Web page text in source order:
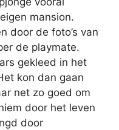
mansion.
door de foto’s van
de playmate.
gekleed in het
kon dan gaan
net zo goed om
door het leven
door